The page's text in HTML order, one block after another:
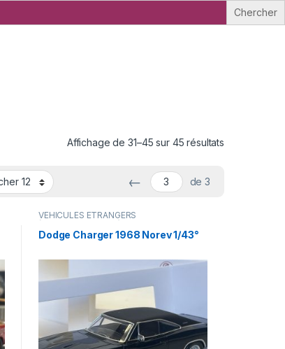
Affichage de 31–45 sur 45 résultats
← de 3
VÉHICULES ÉTRANGERS
(voitures,camions ...)
Dodge Charger 1968 Norev 1/43°